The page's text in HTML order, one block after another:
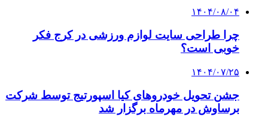
۱۴۰۴/۰۸/۰۴
چرا طراحی سایت لوازم ورزشی در کرج فکر
خوبی است؟
۱۴۰۴/۰۷/۲۵
جشن تحویل خودروهای کیا اسپورتیج توسط شرکت
برساوش در مهرماه برگزار شد